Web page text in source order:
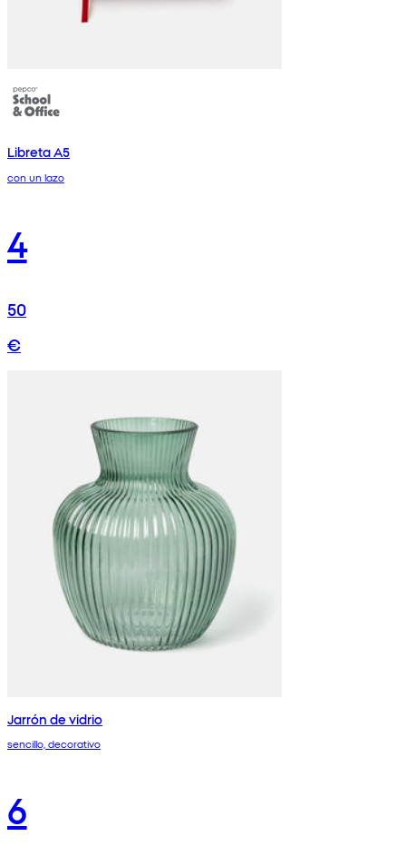
Libreta A5
con un lazo
4
50
€
Jarrón de vidrio
sencillo, decorativo
6